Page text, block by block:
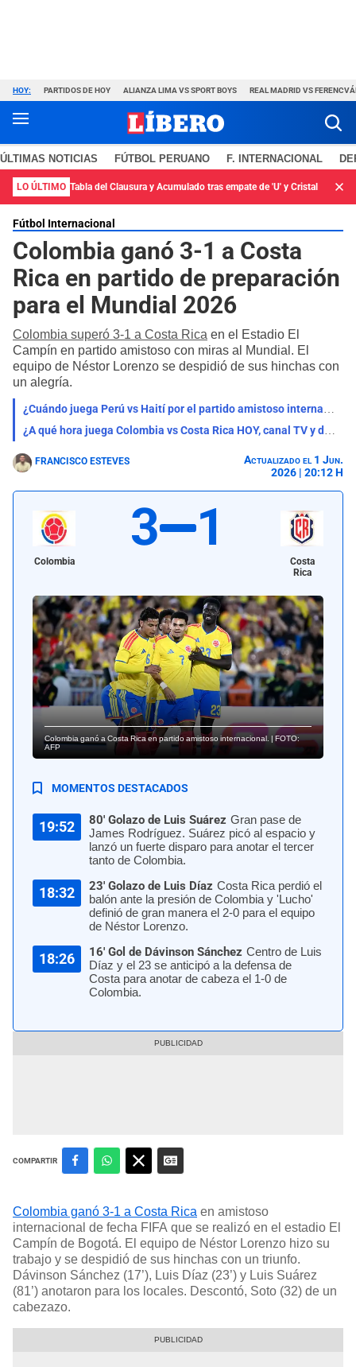
HOY: PARTIDOS DE HOY ALIANZA LIMA VS SPORT BOYS REAL MADRID VS
ÚLTIMAS NOTICIAS FÚTBOL PERUANO F. INTERNACIONAL
LO ÚLTIMO Tabla del Clausura y Acumulado tras empate de 'U' y Cristal
Fútbol Internacional
Colombia ganó 3-1 a Costa
Rica en partido de preparación
para el Mundial 2026
Colombia superó 3-1 a Costa Rica en el Estadio El
Campín en partido amistoso con miras al Mundial. El
equipo de Néstor Lorenzo se despidió de sus hinchas con
un alegría.
¿Cuándo juega Perú vs Haití por el partido amistoso internacional?
¿A qué hora juega Colombia vs Costa Rica HOY, canal TV y dónde ver el partido amistoso?
FRANCISCO ESTEVES
Actualizado el 1 Jun.
2026 | 20:12 H
Colombia
3 1
Costa
Rica
Colombia ganó a Costa Rica en partido amistoso internacional. | FOTO:
AFP
MOMENTOS DESTACADOS
19:52 80' Golazo de Luis Suárez Gran pase de
James Rodríguez. Suárez picó al espacio y
lanzó un fuerte disparo para anotar el tercer
tanto de Colombia.
18:32 23' Golazo de Luis Díaz Costa Rica perdió el
balón ante la presión de Colombia y 'Lucho'
definió de gran manera el 2-0 para el equipo
de Néstor Lorenzo.
18:26 16' Gol de Dávinson Sánchez Centro de Luis
Díaz y el 23 se anticipó a la defensa de
Costa para anotar de cabeza el 1-0 de
Colombia.
COMPARTIR
Colombia ganó 3-1 a Costa Rica en amistoso
internacional de fecha FIFA que se realizó en el estadio El
Campín de Bogotá. El equipo de Néstor Lorenzo hizo su
trabajo y se despidió de sus hinchas con un triunfo.
Dávinson Sánchez (17’), Luis Díaz (23’) y Luis Suárez
(81’) anotaron para los locales. Descontó, Soto (32) de un
cabezazo.